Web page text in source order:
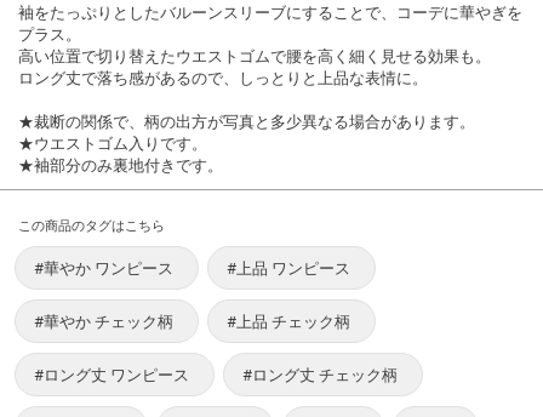
袖をたっぷりとしたバルーンスリーブにすることで、コーデに華やぎを
プラス。
高い位置で切り替えたウエストゴムで腰を高く細く見せる効果も。
ロング丈で落ち感があるので、しっとりと上品な表情に。
★裁断の関係で、柄の出方が写真と多少異なる場合があります。
★ウエストゴム入りです。
★袖部分のみ裏地付きです。
この商品のタグはこちら
#華やか ワンピース #上品 ワンピース
#華やか チェック柄 #上品 チェック柄
#ロング丈 ワンピース #ロング丈 チェック柄